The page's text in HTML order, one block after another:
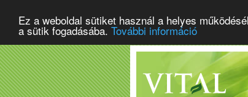
Ez a weboldal sütiket használ a helyes
a sütik fogadásába. További információ